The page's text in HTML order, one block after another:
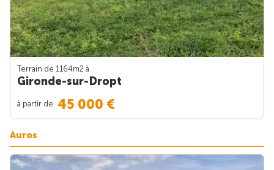
Terrain de 1164m2 à
Gironde-sur-Dropt
à partir de 45 000 €
Auros